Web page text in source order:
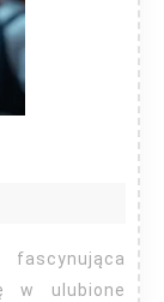
w ulubione